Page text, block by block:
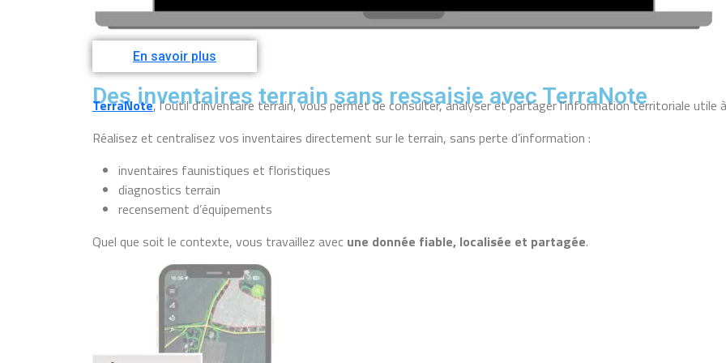
En savoir plus
Des inventaires terrain sans ressaisie avec TerraNote
TerraNote, l’outil d’inventaire terrain, vous permet de consulter, analyser et partager l’information territoriale utile
Réalisez et centralisez vos inventaires directement sur le terrain, sans perte d’information :
inventaires faunistiques et floristiques
diagnostics terrain
recensement d’équipements
Quel que soit le contexte, vous travaillez avec une donnée fiable, localisée et partagée.